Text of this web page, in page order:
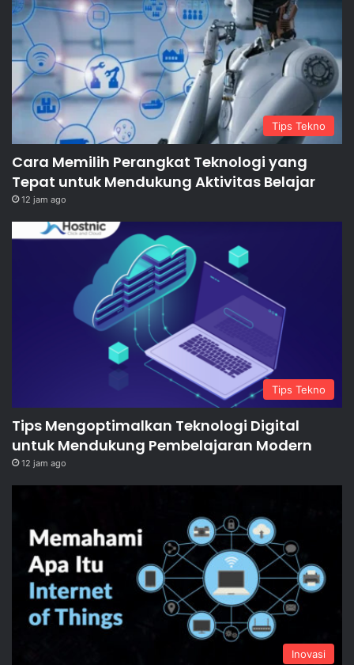
Tips Tekno
Cara Memilih Perangkat Teknologi yang
Tepat untuk Mendukung Aktivitas Belajar
12 jam ago
Tips Tekno
Tips Mengoptimalkan Teknologi Digital
untuk Mendukung Pembelajaran Modern
12 jam ago
Inovasi